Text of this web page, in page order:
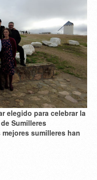
elegido para celebrar la
Sumilleres
sumilleres han